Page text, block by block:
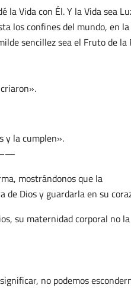
la Vida con Él. Y la Vida sea
los confines del mundo, en
sencillez sea el Fruto de la
y la cumplen».
mostrándonos que la
de Dios y guardarla en su
su maternidad corporal no la
no podemos